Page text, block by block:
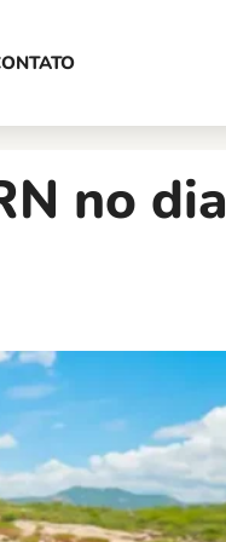
no dia